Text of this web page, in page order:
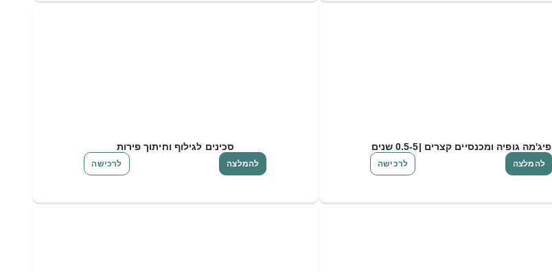
פיג'מה גופיה ומכנסיים קצרים |0.5-5 שנים
להמלצה לרכישה
סכינים לגילוף וחיתוך פירות
להמלצה לרכישה